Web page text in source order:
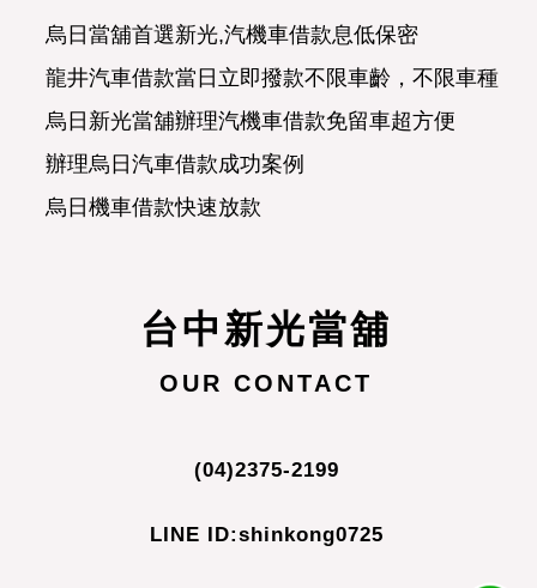
烏日當舖首選新光,汽機車借款息低保密
龍井汽車借款當日立即撥款不限車齡，不限車種，
烏日新光當舖辦理汽機車借款免留車超方便
辦理烏日汽車借款成功案例
烏日機車借款快速放款
合理便民的龍井新光當舖
烏日當舖讓愛車替您週轉
有貸款未繳清機車，可以典當辦理機車借款嗎?
台中新光當舖
OUR CONTACT
(04)2375-2199
LINE ID:shinkong0725